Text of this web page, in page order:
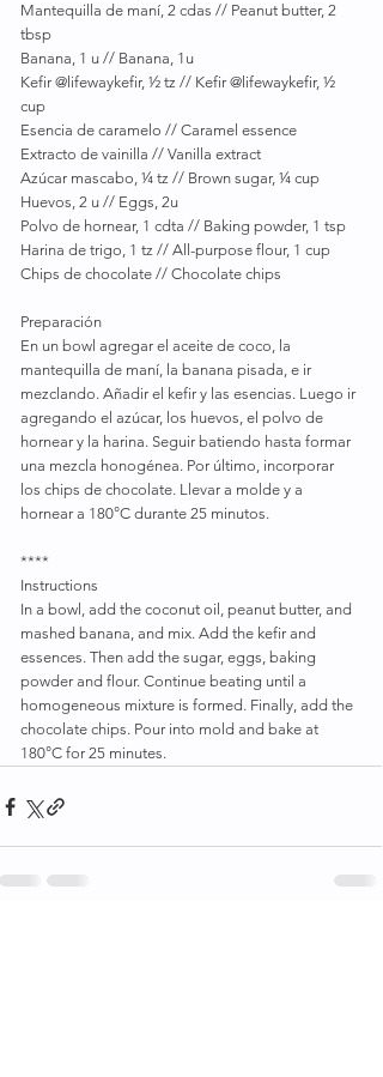
Mantequilla de maní, 2 cdas // Peanut butter, 2
tbsp
Banana, 1 u // Banana, 1u
Kefir @lifewaykefir, ½ tz // Kefir @lifewaykefir, ½
cup
Esencia de caramelo // Caramel essence
Extracto de vainilla // Vanilla extract
Azúcar mascabo, ¼ tz // Brown sugar, ¼ cup
Huevos, 2 u // Eggs, 2u
Polvo de hornear, 1 cdta // Baking powder, 1 tsp
Harina de trigo, 1 tz // All-purpose flour, 1 cup
Chips de chocolate // Chocolate chips
Preparación
En un bowl agregar el aceite de coco, la
mantequilla de maní, la banana pisada, e ir
mezclando. Añadir el kefir y las esencias. Luego ir
agregando el azúcar, los huevos, el polvo de
hornear y la harina. Seguir batiendo hasta formar
una mezcla honogénea. Por último, incorporar
los chips de chocolate. Llevar a molde y a
hornear a 180°C durante 25 minutos.
****
Instructions
In a bowl, add the coconut oil, peanut butter, and
mashed banana, and mix. Add the kefir and
essences. Then add the sugar, eggs, baking
powder and flour. Continue beating until a
homogeneous mixture is formed. Finally, add the
chocolate chips. Pour into mold and bake at
180°C for 25 minutes.